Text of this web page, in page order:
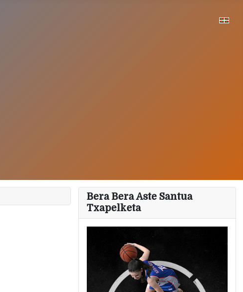
Bera Bera Aste Santua
Txapelketa